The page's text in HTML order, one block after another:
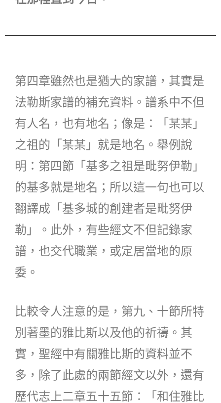
第四章雖然也是猶大的家譜，其實是
法勒斯家譜的補充資料。譜系中不但
有人名，也有地名；像是：「某某」
之祖的「某某」就是地名。舉例說
明：第四節「基多之祖是毗努伊勒」
的基多就是地名；所以這一句也可以
翻譯成「基多城的創建者是毗努伊
勒」。此外，有些經文不但記錄家
譜，也交代職業，或定居當地的原
委。
比較令人注意的是，第九、十節所特
別著墨的雅比斯以及他的祈禱。其
實，聖經中有關雅比斯的資料並不
多，除了此處的兩節經文以外，還有
歷代志上二章五十五節：「和住雅比